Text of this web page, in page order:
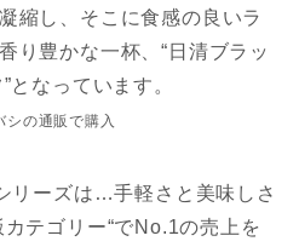
縮し、そこに食感の良いラ
り豊かな一杯、“日清ブラッ
となっています。
の通販で購入
リーズは…手軽さと美味しさ
テゴリー“でNo.1の売上を